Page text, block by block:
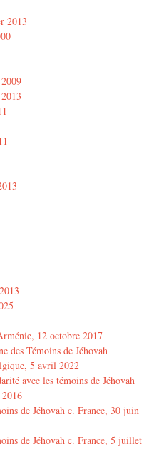
2013
12 octobre 2017
des Témoins de Jéhovah
5 avril 2022
avec les témoins de Jéhovah
de Jéhovah c. France, 30 juin
de Jéhovah c. France, 5 juillet